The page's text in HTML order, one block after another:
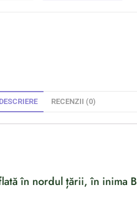
DESCRIERE RECENZII (0)
în nordul țării, în inima